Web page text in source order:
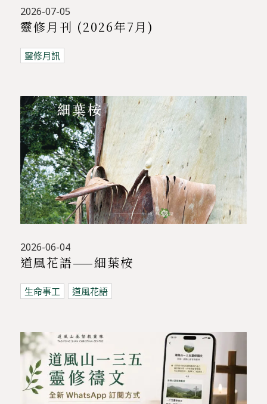
2026-07-05
靈修月刊 (2026年7月)
靈修月訊
2026-06-04
道風花語——細葉桉
生命事工 道風花語